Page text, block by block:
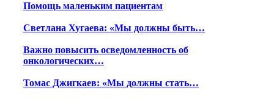
Помощь маленьким пациентам
Светлана Хугаева: «Мы должны быть…
Важно повысить осведомленность об
онкологических…
Томас Джигкаев: «Мы должны стать…